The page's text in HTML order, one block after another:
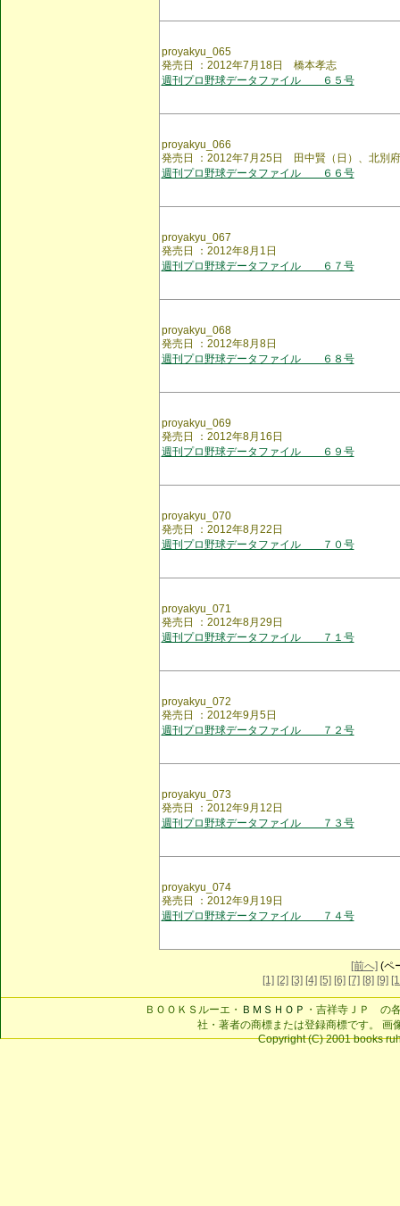
proyakyu_065
発売日 ：2012年7月18日 橋本孝志
週刊プロ野球データファイル ６５号
proyakyu_066
発売日 ：2012年7月25日 田中賢（日）、北別
週刊プロ野球データファイル ６６号
proyakyu_067
発売日 ：2012年8月1日
週刊プロ野球データファイル ６７号
proyakyu_068
発売日 ：2012年8月8日
週刊プロ野球データファイル ６８号
proyakyu_069
発売日 ：2012年8月16日
週刊プロ野球データファイル ６９号
proyakyu_070
発売日 ：2012年8月22日
週刊プロ野球データファイル ７０号
proyakyu_071
発売日 ：2012年8月29日
週刊プロ野球データファイル ７１号
proyakyu_072
発売日 ：2012年9月5日
週刊プロ野球データファイル ７２号
proyakyu_073
発売日 ：2012年9月12日
週刊プロ野球データファイル ７３号
proyakyu_074
発売日 ：2012年9月19日
週刊プロ野球データファイル ７４号
[前へ] (ペ
[1] [2] [3] [4] [5] [6] [7] [8] [9]
ＢＯＯＫＳルーエ・ ＢＭＳＨＯＰ ・吉祥寺ＪＰ の
社・著者の商標または登録商標です。 画
Copyright (C) 2001 books